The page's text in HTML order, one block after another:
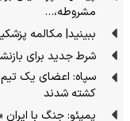
مشروطه،…
ببینید| مکالمه
شرط جدید برای
سپاه: اعضای یک
کشته شدند
پمپئو: جنگ با